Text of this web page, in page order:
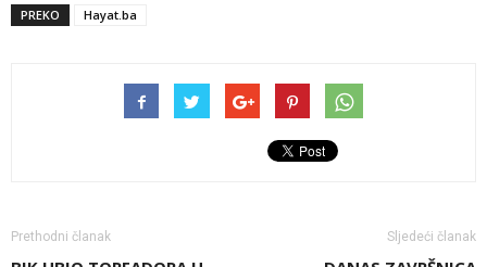
PREKO Hayat.ba
Prethodni članak Sljedeći članak